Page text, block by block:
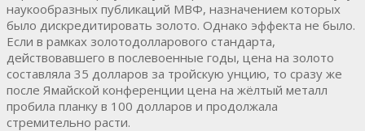
наукообразных публикаций МВФ, назначением которых
было дискредитировать золото. Однако эффекта не было.
Если в рамках золотодолларового стандарта,
действовавшего в послевоенные годы, цена на золото
составляла 35 долларов за тройскую унцию, то сразу же
после Ямайской конференции цена на жёлтый металл
пробила планку в 100 долларов и продолжала
стремительно расти.